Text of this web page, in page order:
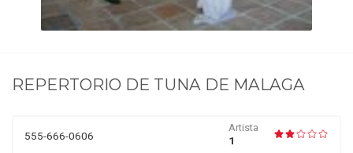
REPERTORIO DE TUNA DE MALAGA
555-666-0606
Artista
1